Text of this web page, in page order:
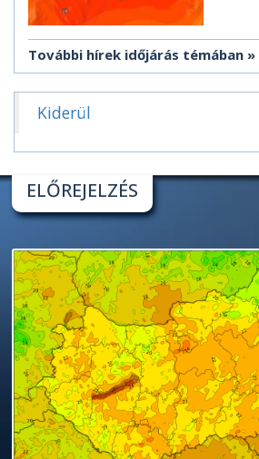
További hírek időjárás témában
Kiderül
ELŐREJELZÉS